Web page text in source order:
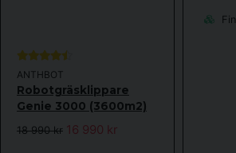
ANTHBOT
Robotgräsklippare
Genie 3000 (3600m2)
18 990 kr 16 990 kr